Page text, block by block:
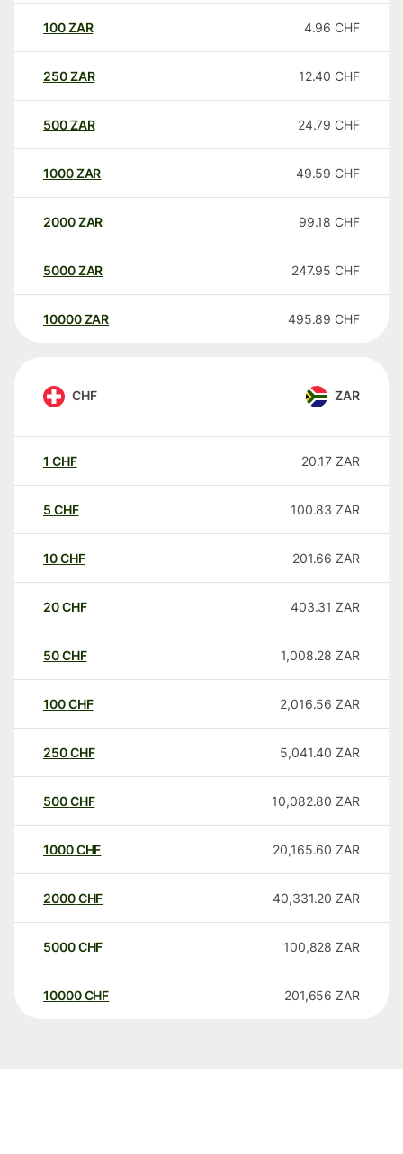
100ZAR 4.96 CHF
250ZAR 12.40 CHF
500ZAR 24.79 CHF
1000ZAR 49.59 CHF
2000ZAR 99.18 CHF
5000ZAR 247.95 CHF
10000 ZAR 495.89 CHF
CHF ZAR
1 CHF 20.17 ZAR
5 CHF 100.83 ZAR
10CHF 201.66 ZAR
20CHF 403.31 ZAR
50CHF 1,008.28 ZAR
100CHF 2,016.56 ZAR
250CHF 5,041.40 ZAR
500CHF 10,082.80 ZAR
1000CHF 20,165.60 ZAR
2000CHF 40,331.20 ZAR
5000CHF 100,828 ZAR
10000 CHF 201,656 ZAR